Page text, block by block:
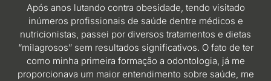
Após anos lutando contra obesidade, tendo visitado
inúmeros profissionais de saúde dentre médicos e
nutricionistas, passei por diversos tratamentos e dietas
“milagrosos” sem resultados significativos. O fato de ter
como minha primeira formação a odontologia, já me
proporcionava um maior entendimento sobre saúde, me